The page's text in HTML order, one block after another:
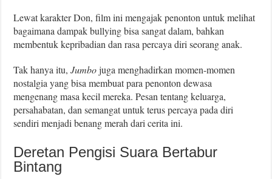
Lewat karakter Don, film ini mengajak penonton untuk melihat
bagaimana dampak bullying bisa sangat dalam, bahkan
membentuk kepribadian dan rasa percaya diri seorang anak.
Tak hanya itu,Jumbojuga menghadirkan momen-momen
nostalgia yang bisa membuat para penonton dewasa
mengenang masa kecil mereka. Pesan tentang keluarga,
persahabatan, dan semangat untuk terus percaya pada diri
sendiri menjadi benang merah dari cerita ini.
Deretan Pengisi Suara Bertabur
Bintang